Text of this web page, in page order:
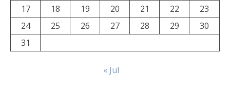
17
18 19 20 21 22
23
24
25 26 27 28 29
30
31
« Jul